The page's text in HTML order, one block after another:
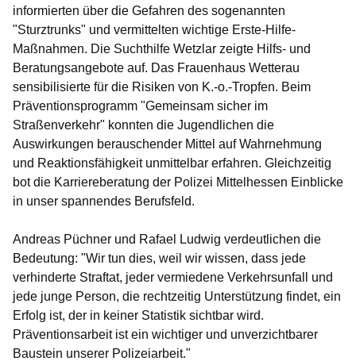
informierten über die Gefahren des sogenannten
"Sturztrunks" und vermittelten wichtige Erste-Hilfe-
Maßnahmen. Die Suchthilfe Wetzlar zeigte Hilfs- und
Beratungsangebote auf. Das Frauenhaus Wetterau
sensibilisierte für die Risiken von K.-o.-Tropfen. Beim
Präventionsprogramm "Gemeinsam sicher im
Straßenverkehr" konnten die Jugendlichen die
Auswirkungen berauschender Mittel auf Wahrnehmung
und Reaktionsfähigkeit unmittelbar erfahren. Gleichzeitig
bot die Karriereberatung der Polizei Mittelhessen Einblicke
in unser spannendes Berufsfeld.
Andreas Püchner und Rafael Ludwig verdeutlichen die
Bedeutung: "Wir tun dies, weil wir wissen, dass jede
verhinderte Straftat, jeder vermiedene Verkehrsunfall und
jede junge Person, die rechtzeitig Unterstützung findet, ein
Erfolg ist, der in keiner Statistik sichtbar wird.
Präventionsarbeit ist ein wichtiger und unverzichtbarer
Baustein unserer Polizeiarbeit."